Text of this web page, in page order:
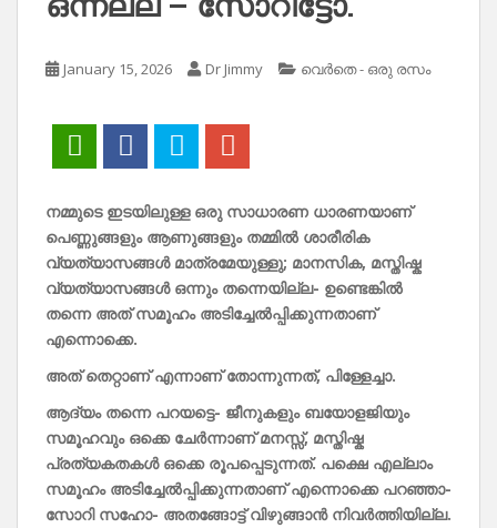
January 15, 2026 Dr Jimmy വെർതെ - ഒരു രസം
നമ്മുടെ ഇടയിലുള്ള ഒരു സാധാരണ ധാരണയാണ്
പെണ്ണുങ്ങളും ആണുങ്ങളും തമ്മിൽ ശാരീരിക
വ്യത്യാസങ്ങൾ മാത്രമേയുള്ളു; മാനസിക, മസ്തിഷ്ക
വ്യത്യാസങ്ങൾ ഒന്നും തന്നെയില്ല- ഉണ്ടെങ്കിൽ
തന്നെ അത്സമൂഹം അടിച്ചേൽപ്പിക്കുന്നതാണ്
എന്നൊക്കെ.
അത്തെറ്റാണ്എന്നാണ്തോന്നുന്നത്, പിള്ളേച്ചാ.
ആദ്യം തന്നെ പറയട്ടെ- ജീനുകളും ബയോളജിയും
സമൂഹവും ഒക്കെ ചേർന്നാണ്മനസ്സ്, മസ്തിഷ്ക
പ്രത്യകതകൾ ഒക്കെ രൂപപ്പെടുന്നത്. പക്ഷെ എല്ലാം
സമൂഹം അടിച്ചേൽപ്പിക്കുന്നതാണ്എന്നൊക്കെ പറഞ്ഞാ-
സോറി സഹോ- അതങ്ങോട്ട്വിഴുങ്ങാൻ നിവർത്തിയില്ല.